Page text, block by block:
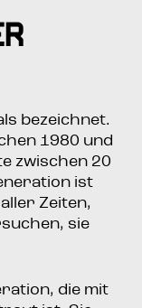
bezeich­net.
1980 und
zwi­schen 20
ist
Zei­ten,
sie
die mit